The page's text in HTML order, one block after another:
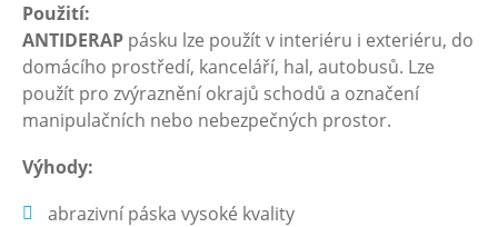
Použití:
ANTIDERAP pásku lze použít v interiéru i exteriéru, do
domácího prostředí, kanceláří, hal, autobusů. Lze
použít pro zvýraznění okrajů schodů a označení
manipulačních nebo nebezpečných prostor.
Výhody:
abrazivní páska vysoké kvality